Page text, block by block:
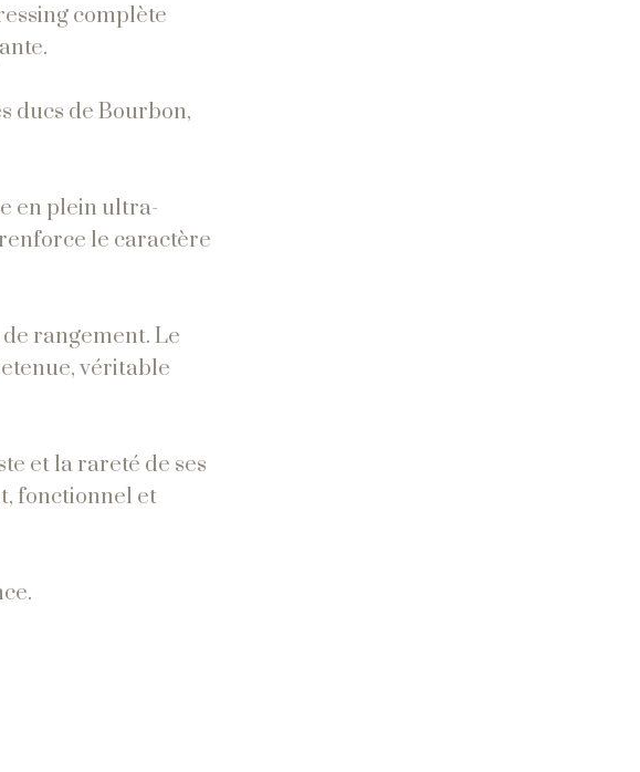
complète
ducs de Bourbon,
en plein ultra-
le caractère
rangement. Le
véritable
et la rareté de ses
fonctionnel et